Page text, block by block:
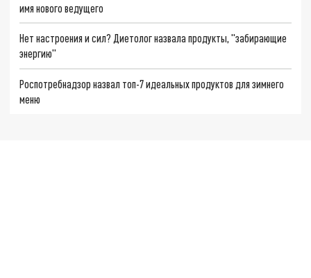
имя нового ведущего
Нет настроения и сил? Диетолог назвала продукты, "забирающие
энергию"
Роспотребнадзор назвал топ-7 идеальных продуктов для зимнего
меню